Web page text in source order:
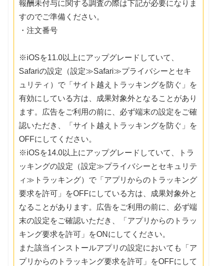
報酬未付与に関する調査の際は下記が必要になりま
すのでご準備ください。
・注文番号
※iOSを11.0以上にアップグレードしていて、
Safariの設定（設定≫Safari≫プライバシーとセキ
ュリティ）で「サイト越えトラッキングを防ぐ」を
有効にしている方は、成果対象外となることがあり
ます。広告をご利用の前に、必ず端末の設定をご確
認いただき、「サイト越えトラッキングを防ぐ」を
OFFにしてください。
※iOSを14.0以上にアップグレードしていて、トラ
ッキングの設定（設定≫プライバシーとセキュリテ
ィ≫トラッキング）で「アプリからのトラッキング
要求を許可」をOFFにしている方は、成果対象外と
なることがあります。広告をご利用の前に、必ず端
末の設定をご確認いただき、「アプリからのトラッ
キング要求を許可」をONにしてください。
また該当インストールアプリの設定においても「ア
プリからのトラッキング要求を許可」をOFFにして